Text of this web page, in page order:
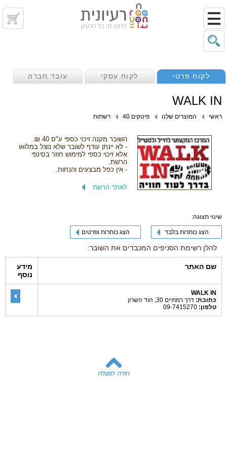
לקוח פרטי לקוח עסקי עובד חברה
WALK IN
ראשי המוצרים שלנו פינוקים 40 רשתות
השובר מקנה זיכוי כספי ע"ס 40 ₪.
- לא יינתן עודף לשובר שלא נוצל במלואו
אלא זיכוי כספי למימוש חוזר בסינפי
הרשת.
- אין כפל מבצעים והנחות.
לאתר הרשת
שינוי תצוגה:
הצג כותרות בלבד הצג כותרות ופרטים
להלן רשימת הסניפים המכבדים את השובר:
שם האתר
מידע
נוסף
WALK IN
כתובת: דרך רמתיים 30, הוד השרון
טלפון: